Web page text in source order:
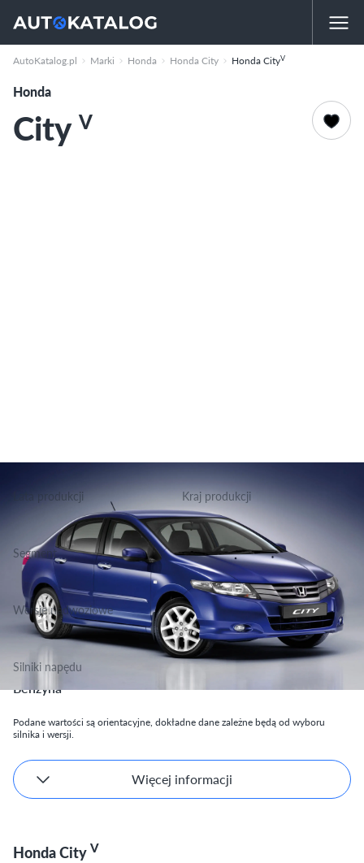
AutoKatalog.pl Marki Honda Honda City Honda CityV
Honda
City V
Lata produkcji
2009-2011
Kraj produkcji
Thailand
Segment
Grupa Podstawowa, Klasa Małe
Wersje nadwoziowe
Sedan
Silniki napędu
Benzyna
Podane wartości są orientacyjne, dokładne dane zależne będą od wyboru
silnika i wersji.
Więcej informacji
Honda CityV